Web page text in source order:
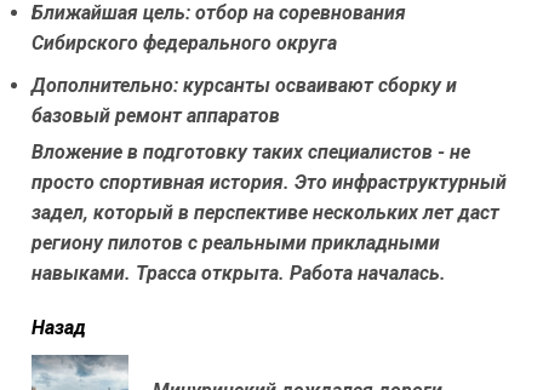
Ближайшая цель: отбор на соревнования
Сибирского федерального округа
Дополнительно: курсанты осваивают сборку и
базовый ремонт аппаратов
Вложение в подготовку таких специалистов - не
просто спортивная история. Это инфраструктурный
задел, который в перспективе нескольких лет даст
региону пилотов с реальными прикладными
навыками. Трасса открыта. Работа началась.
читать
еще
Назад